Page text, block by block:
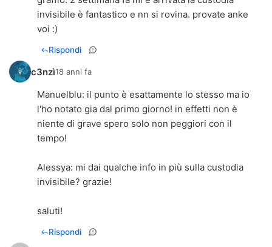
invisibile è fantastico e nn si rovina. provate anke
voi :)
Rispondi
c3nzì18 anni fa
Manuelblu: il punto è esattamente lo stesso ma io
l'ho notato gia dal primo giorno! in effetti non è
niente di grave spero solo non peggiori con il
tempo!
Alessya: mi dai qualche info in più sulla custodia
invisibile? grazie!
saluti!
Rispondi